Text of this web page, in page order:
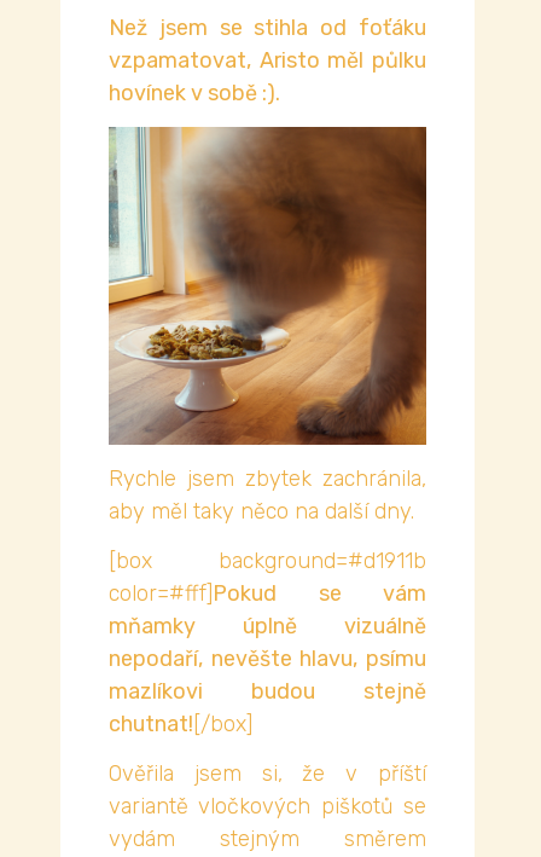
Než jsem se stihla od foťáku
vzpamatovat, Aristo měl půlku
hovínek v sobě :).
Rychle jsem zbytek zachránila,
aby měl taky něco na další dny.
[box background=#d1911b
color=#fff] Pokud se vám
mňamky úplně vizuálně
nepodaří, nevěšte hlavu, psímu
mazlíkovi budou stejně
chutnat![/box]
Ověřila jsem si, že v příští
variantě vločkových piškotů se
vydám stejným směrem